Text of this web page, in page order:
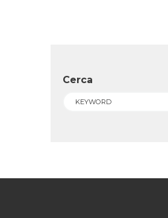
Cerca